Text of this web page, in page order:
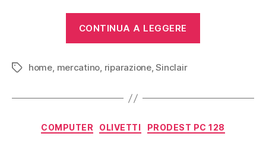
CONTINUA A LEGGERE
Tag home, mercatino, riparazione,Sinclair
Categorie
COMPUTER OLIVETTI PRODEST PC 128